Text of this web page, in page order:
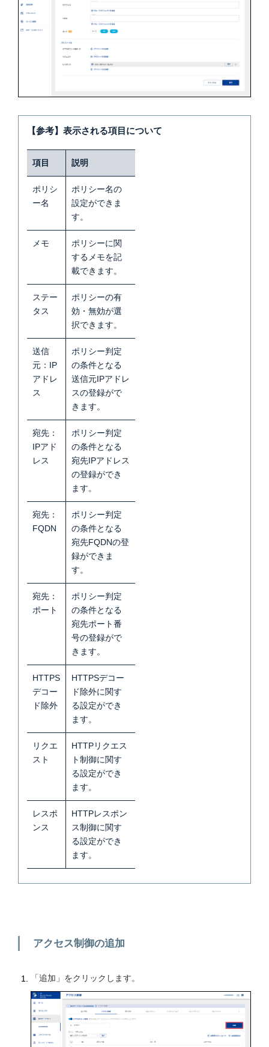
【参考】表示される項目について
項目 説明
ポリシ
ー名
ポリシー名の
設定ができま
す。
メモ
ポリシーに関
するメモを記
載できます。
ステー
タス
ポリシーの有
効・無効が選
択できます。
送信
元：IP
アドレ
ス
ポリシー判定
の条件となる
送信元IPアドレ
スの登録がで
きます。
宛先：
IPアド
レス
ポリシー判定
の条件となる
宛先IPアドレス
の登録ができ
ます。
宛先：
FQDN
ポリシー判定
の条件となる
宛先FQDNの登
録ができま
す。
宛先：
ポート
ポリシー判定
の条件となる
宛先ポート番
号の登録がで
きます。
HTTPS
デコー
ド除外
HTTPSデコー
ド除外に関す
る設定ができ
ます。
リクエ
スト
HTTPリクエス
ト制御に関す
る設定ができ
ます。
レスポ
ンス
HTTPレスポン
ス制御に関す
る設定ができ
ます。
アクセス制御の追加
「追加」をクリックします。